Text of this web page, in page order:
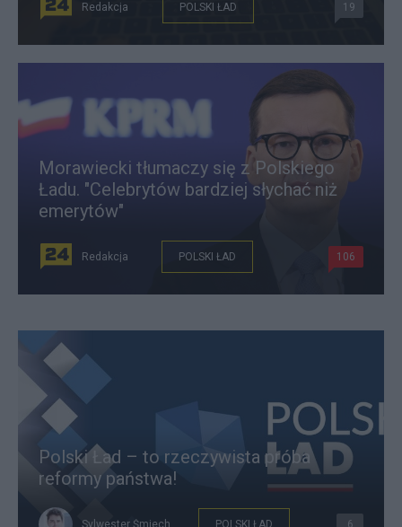
Redakcja POLSKI ŁAD 19
Morawiecki tłumaczy się z Polskiego
Ładu. "Celebrytów bardziej słychać niż
emerytów"
Redakcja POLSKI ŁAD 106
Polski Ład – to rzeczywista próba
reformy państwa!
Sylwester Śmiech POLSKI ŁAD 6